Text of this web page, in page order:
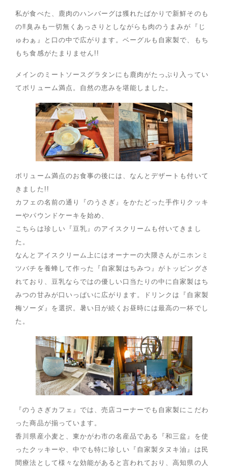
私が食べた、鹿肉のハンバーグは獲れたばかりで新鮮そのも
の‼臭みも一切無くあっさりとしながらも肉のうまみが『じ
ゅわぁ』と口の中で広がります。ベーグルも自家製で、もち
もち食感がたまりません!!
メインのミートソースグラタンにも鹿肉がたっぷり入ってい
てボリューム満点。自然の恵みを堪能しました。
ボリューム満点のお食事の後には、なんとデザートも付いて
きました!!
カフェの名前の通り『のうさぎ』をかたどった手作りクッキ
ーやパウンドケーキを始め、
こちらは珍しい『豆乳』のアイスクリームも付いてきまし
た。
なんとアイスクリーム上にはオーナーの大隈さんがニホンミ
ツバチを養蜂して作った『自家製はちみつ』がトッピングさ
れており、豆乳ならではの優しい口当たりの中に自家製はち
みつの甘みが口いっぱいに広がります。ドリンクは『自家製
梅ソーダ』を選択。暑い日が続くお昼時には最高の一杯でし
た。
『のうさぎカフェ』では、売店コーナーでも自家製にこだわ
った商品が揃っています。
香川県産小麦と、東かがわ市の名産品である『和三盆』を使
ったクッキーや、中でも特に珍しい『自家製タヌキ油』は民
間療法として様々な効能があると言われており、高知県の人